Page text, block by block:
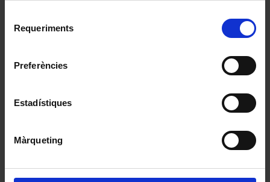
consultar laPolítica de galetes del lloc web de la
Requeriments
Preferències
Estadístiques
Màrqueting
1629